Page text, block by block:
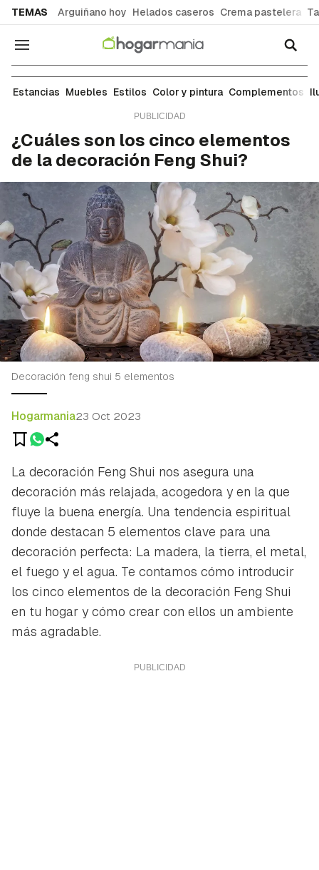
TEMAS Arguiñano hoy Helados caseros Crema pastelera
Navegación
Distribución
Estancias Muebles Estilos Color y pintura Complementos
¿Cuáles son los cinco elementos
de la decoración Feng Shui?
Decoración feng shui 5 elementos
Hogarmania23 Oct 2023
La decoración Feng Shui nos asegura una
decoración más relajada, acogedora y en la que
fluye la buena energía. Una tendencia espiritual
donde destacan 5 elementos clave para una
decoración perfecta: La madera, la tierra, el metal,
el fuego y el agua. Te contamos cómo introducir
los cinco elementos de la decoración Feng Shui
en tu hogar y cómo crear con ellos un ambiente
más agradable.